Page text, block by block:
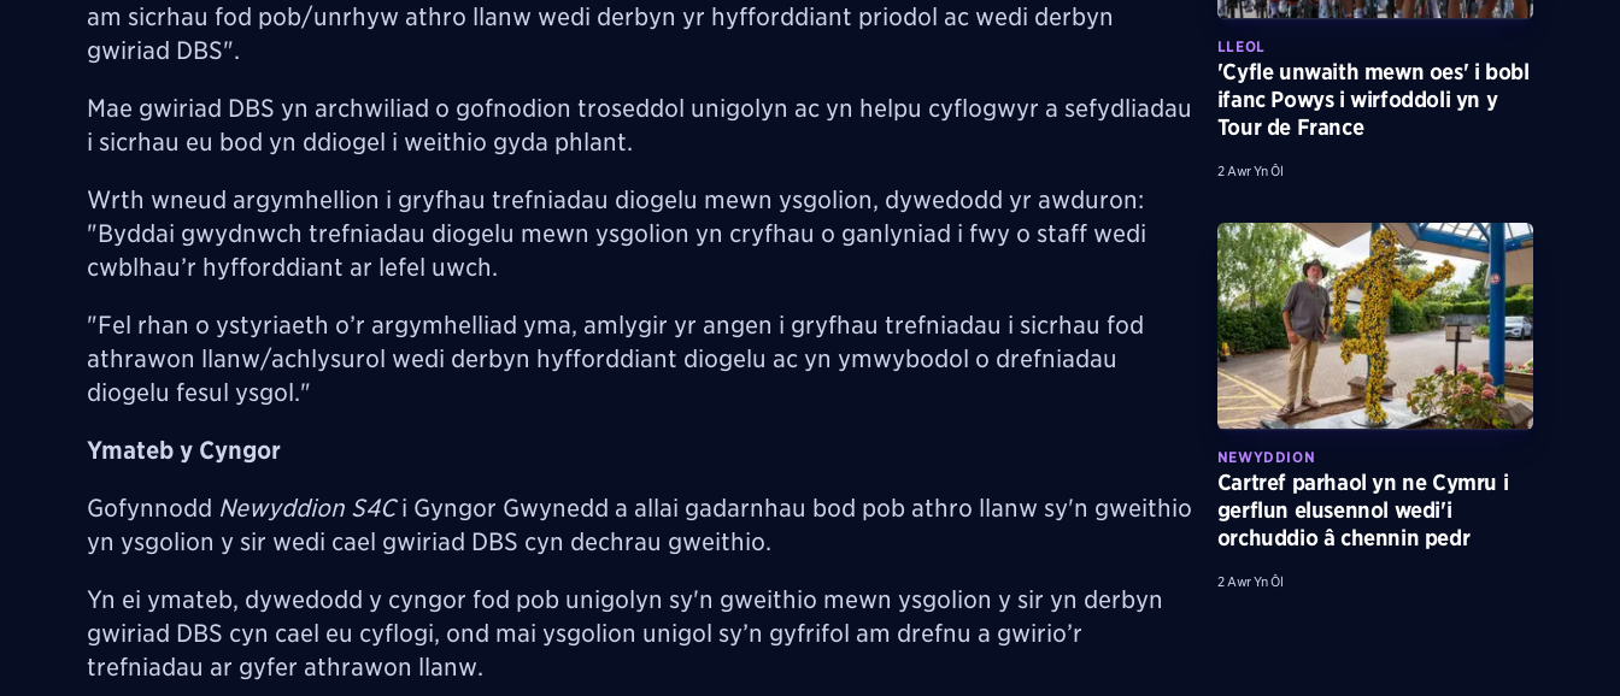
am sicrhau fod pob/unrhyw athro llanw wedi derbyn yr hyfforddiant priodol ac wedi derbyn
gwiriad DBS".
Mae gwiriad DBS yn archwiliad o gofnodion troseddol unigolyn ac yn helpu cyflogwyr a sefydliadau
i sicrhau eu bod yn ddiogel i weithio gyda phlant.
Wrth wneud argymhellion i gryfhau trefniadau diogelu mewn ysgolion, dywedodd yr awduron:
"Byddai gwydnwch trefniadau diogelu mewn ysgolion yn cryfhau o ganlyniad i fwy o staff wedi
cwblhau’r hyfforddiant ar lefel uwch.
"Fel rhan o ystyriaeth o’r argymhelliad yma, amlygir yr angen i gryfhau trefniadau i sicrhau fod
athrawon llanw/achlysurol wedi derbyn hyfforddiant diogelu ac yn ymwybodol o drefniadau
diogelu fesul ysgol."
Ymateb y Cyngor
Gofynnodd Newyddion S4Ci Gyngor Gwynedd a allai gadarnhau bod pob athro llanw sy'n gweithio
yn ysgolion y sir wedi cael gwiriad DBS cyn dechrau gweithio.
Yn ei ymateb, dywedodd y cyngor fod pob unigolyn sy'n gweithio mewn ysgolion y sir yn derbyn
gwiriad DBS cyn cael eu cyflogi, ond mai ysgolion unigol sy’n gyfrifol am drefnu a gwirio’r
trefniadau ar gyfer athrawon llanw.
LLEOL
'Cyfle unwaith mewn oes' i bobl
ifanc Powys i wirfoddoli yn y
Tour de France
2 Awr Yn Ôl
NEWYDDION
Cartref parhaol yn ne Cymru i
gerflun elusennol wedi'i
orchuddio â chennin pedr
2 Awr Yn Ôl